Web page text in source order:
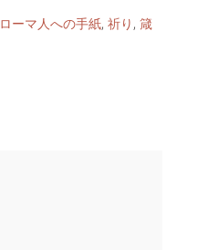
ローマ人への手紙, 祈り , 箴